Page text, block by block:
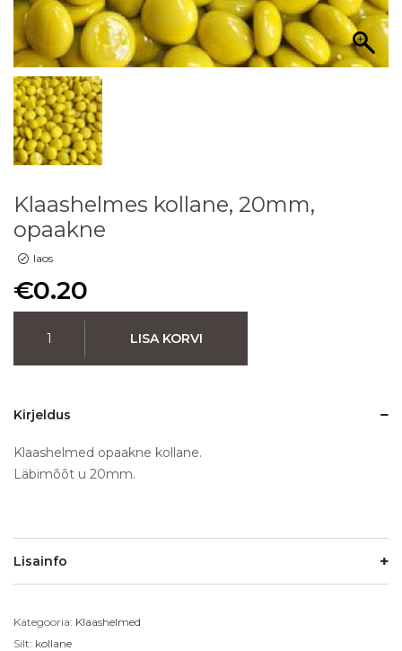
Klaashelmes kollane, 20mm,
opaakne
laos
€0.20
LISA KORVI
Kirjeldus
Klaashelmed opaakne kollane.
Läbimõõt u 20mm.
Lisainfo
Kategooria: Klaashelmed
Silt: kollane